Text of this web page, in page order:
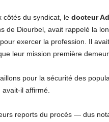
côtés du syndicat, le docteur
de Diourbel, avait rappelé la
exercer la profession. Il
leur mission première
pour la sécurité des
avait-il affirmé.
reports du procès — dus